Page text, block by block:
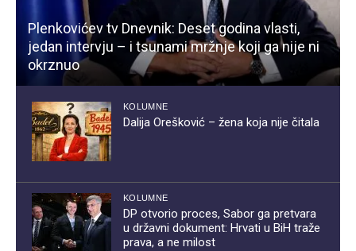
Plenkovićev tv Dnevnik: Deset godina vlasti,
jedan intervju – i tsunami mržnje koji ga nije ni
okrznuo
KOLUMNE
Dalija Orešković – žena koja nije čitala
KOLUMNE
DP otvorio proces, Sabor ga pretvara
u državni dokument: Hrvati u BiH traže
prava, a ne milost